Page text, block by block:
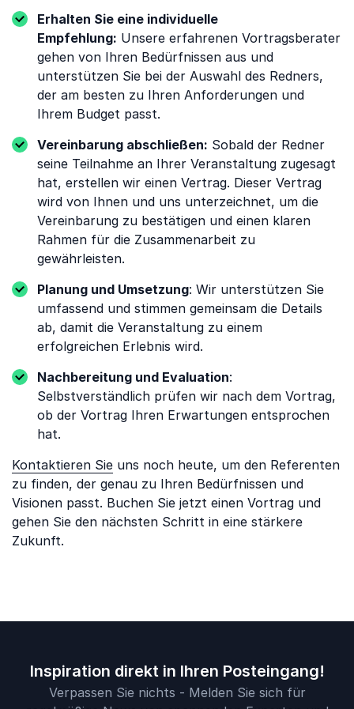
Erhalten Sie eine individuelle
Empfehlung: Unsere erfahrenen Vortragsberater
gehen von Ihren Bedürfnissen aus und
unterstützen Sie bei der Auswahl des Redners,
der am besten zu Ihren Anforderungen und
Ihrem Budget passt.
Vereinbarung abschließen: Sobald der Redner
seine Teilnahme an Ihrer Veranstaltung zugesagt
hat, erstellen wir einen Vertrag. Dieser Vertrag
wird von Ihnen und uns unterzeichnet, um die
Vereinbarung zu bestätigen und einen klaren
Rahmen für die Zusammenarbeit zu
gewährleisten.
Planung und Umsetzung: Wir unterstützen Sie
umfassend und stimmen gemeinsam die Details
ab, damit die Veranstaltung zu einem
erfolgreichen Erlebnis wird.
Nachbereitung und Evaluation:
Selbstverständlich prüfen wir nach dem Vortrag,
ob der Vortrag Ihren Erwartungen entsprochen
hat.
Kontaktieren Sie uns noch heute, um den Referenten
zu finden, der genau zu Ihren Bedürfnissen und
Visionen passt. Buchen Sie jetzt einen Vortrag und
gehen Sie den nächsten Schritt in eine stärkere
Zukunft.
Inspiration direkt in Ihren Posteingang!
Verpassen Sie nichts - Melden Sie sich für